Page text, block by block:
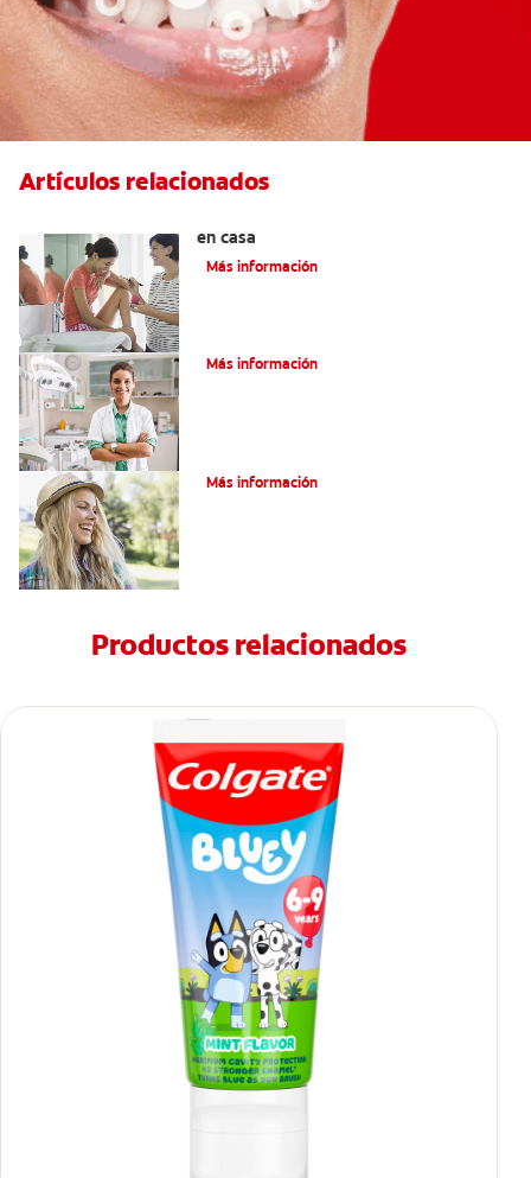
Artículos relacionados
en casa
Más información
Más información
Más información
Productos relacionados